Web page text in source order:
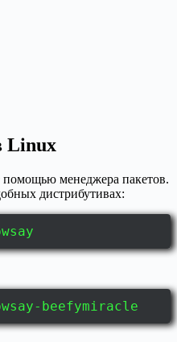
Linux
менеджера пакетов.
дистрибутивах:
beefymiracle